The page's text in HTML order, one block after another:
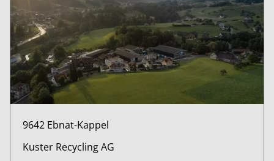
9642 Ebnat-Kappel
Kuster Recycling AG